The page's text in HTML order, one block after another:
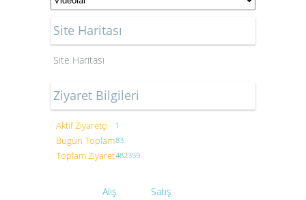
Site Haritası
Site Haritası
Ziyaret Bilgileri
Aktif Ziyaretçi 1
Bugün Toplam83
Toplam Ziyaret482359
Alış Satış